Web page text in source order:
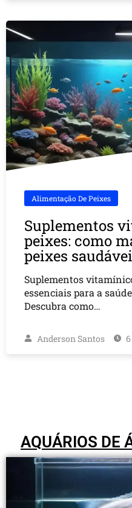
Alimentação De Peixes
Suplementos
peixes: como
peixes
Suplementos
essenciais para a
Descubra como…
Anderson Santos
AQUÁRIOS DE